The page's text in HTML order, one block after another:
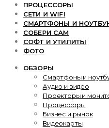
ПРОЦЕССОРЫ
СЕТИ И WIFI
СМАРТФОНЫ И
СОБЕРИ САМ
СОФТ И УТИЛИТЫ
ФОТО
ОБЗОРЫ
Смартфоны и
Аудио и видео
Проекторы и
Процессоры
Бизнес и рынок
Видеокарты